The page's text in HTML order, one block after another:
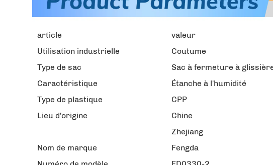
article
valeur
Utilisation industrielle
Coutume
Type de sac
Sac à fermeture à
Caractéristique
Étanche à l'humidité
Type de plastique
CPP
Lieu d'origine
Chine
Zhejiang
Nom de marque
Fengda